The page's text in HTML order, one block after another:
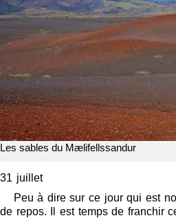
Les sables du Mælifellssandur
31 juillet
Peu à dire sur ce jour qui est
de repos. Il est temps de franchir